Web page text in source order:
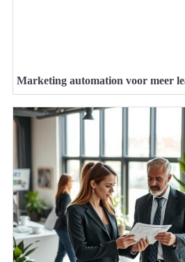
Marketing automation voor meer